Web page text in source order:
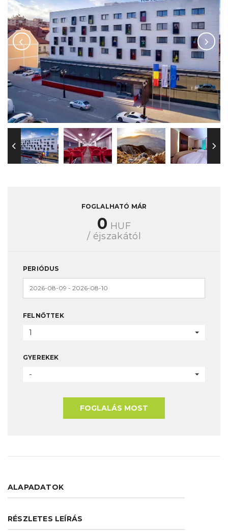
FOGLALHATÓ MÁR
0 HUF
/ éjszakától
PERIÓDUS
FELNŐTTEK
1
GYEREKEK
-
FOGLALÁS MOST
ALAPADATOK
RÉSZLETES LEÍRÁS